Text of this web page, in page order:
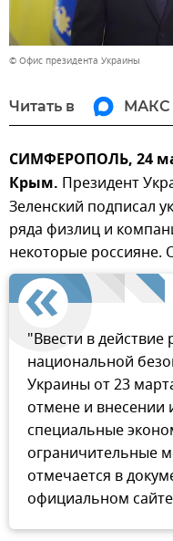
© Офис президента Украины
Читать в МАКС
СИМФЕРОПОЛЬ, 24
Крым. Президент
Зеленский подписал
ряда физлиц и
некоторые
"Ввести в
национальной
Украины от 23
отмене и
специальные
ограничительные
отмечается в
официальном